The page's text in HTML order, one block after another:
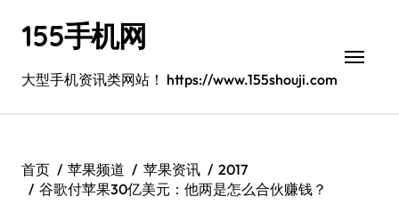
155手机网
大型手机资讯类网站！ https://www.155shouji.com
首页 苹果频道 苹果资讯
2017
谷歌付苹果30亿美元：他两是怎么合伙赚钱？